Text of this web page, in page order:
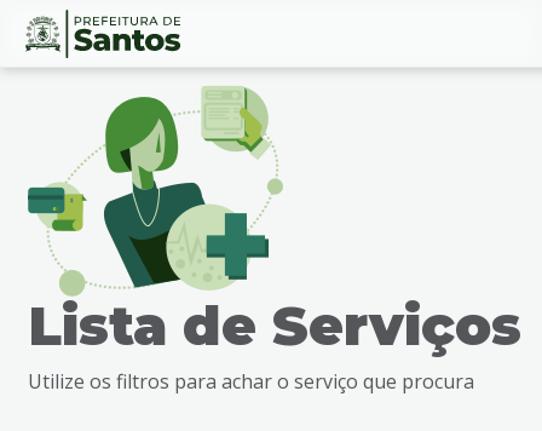
Ir
busca
Conteúdo
Lista de Serviços
Utilize os filtros para achar o serviço que procura